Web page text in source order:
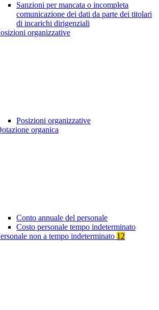
Sanzioni per mancata o incompleta
comunicazione dei dati da parte dei titolari
di incarichi dirigenziali
organizzative
Posizioni organizzative
organica
Conto annuale del personale
Costo personale tempo indeterminato
non a tempo indeterminato 12